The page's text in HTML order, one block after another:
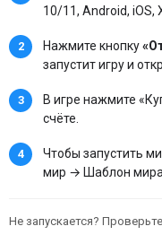
10/11, Android, iOS,
Нажмите кнопку
запустит игру и
В игре нажмите
счёте.
Чтобы запустить
мир → Шаблон мира
Не запускается?